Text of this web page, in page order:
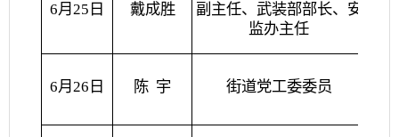
6月25日 戴成胜
副主任、武装部部长、安
监办主任
6月26日 陈 宇 街道党工委委员